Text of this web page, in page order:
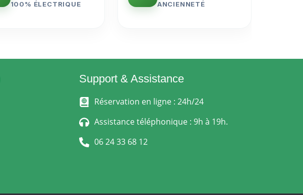
100% ÉLECTRIQUE ANCIENNETÉ
Support & Assistance
Réservation en ligne : 24h/24
Assistance téléphonique : 9h à 19h.
06 24 33 68 12